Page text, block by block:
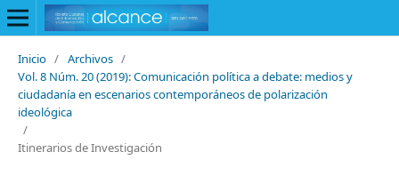
Inicio / Archivos /
Vol. 8 Núm. 20 (2019): Comunicación política a debate: medios y
ciudadanía en escenarios contemporáneos de polarización
ideológica
/
Itinerarios de Investigación